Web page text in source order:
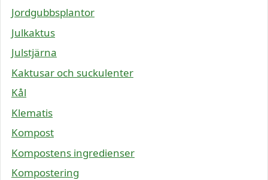
Jordgubbsplantor
Julkaktus
Julstjärna
Kaktusar och suckulenter
Kål
Klematis
Kompost
Kompostens ingredienser
Kompostering